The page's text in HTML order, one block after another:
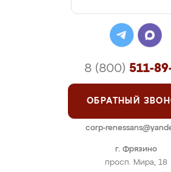
г. Фрязино
просп. Мира, 18
8 (800) 511-
ОБРАТНЫЙ
corp-